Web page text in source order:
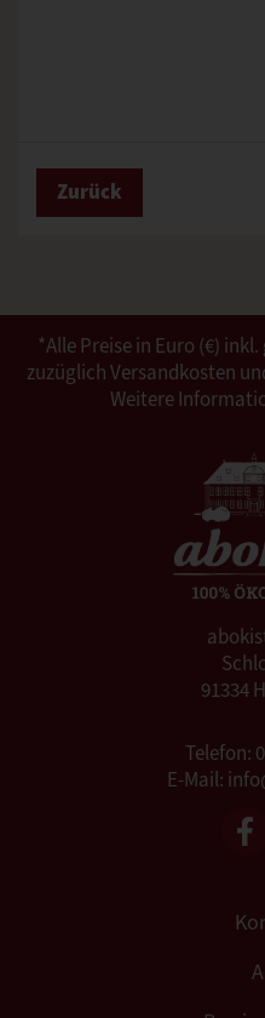
Zurück
*Alle Preise in Euro (€)
zuzüglich Versandkosten
Weitere
91334
Telefon:
E-Mail: